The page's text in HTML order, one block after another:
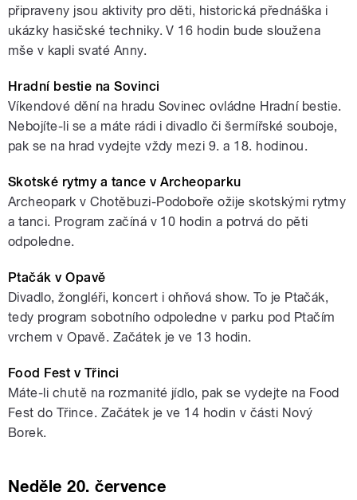
připraveny jsou aktivity pro děti, historická přednáška i
ukázky hasičské techniky. V 16 hodin bude sloužena
mše v kapli svaté Anny.
Hradní bestie na Sovinci
Víkendové dění na hradu Sovinec ovládne Hradní bestie.
Nebojíte-li se a máte rádi i divadlo či šermířské souboje,
pak se na hrad vydejte vždy mezi 9. a 18. hodinou.
Skotské rytmy a tance v Archeoparku
Archeopark v Chotěbuzi-Podoboře ožije skotskými rytmy
a tanci. Program začíná v 10 hodin a potrvá do pěti
odpoledne.
Ptačák v Opavě
Divadlo, žongléři, koncert i ohňová show. To je Ptačák,
tedy program sobotního odpoledne v parku pod Ptačím
vrchem v Opavě. Začátek je ve 13 hodin.
Food Fest v Třinci
Máte-li chutě na rozmanité jídlo, pak se vydejte na Food
Fest do Třince. Začátek je ve 14 hodin v části Nový
Borek.
Neděle 20. července